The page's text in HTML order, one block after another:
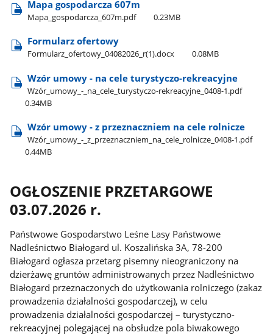
Mapa gospodarcza 607m
Mapa​_gospodarcza​_607m.pdf 0.23MB
Formularz ofertowy
Formularz​_ofertowy​_04082026​_r(1).docx 0.08MB
Wzór umowy - na cele turystyczo-rekreacyjne
Wzór​_umowy​_-​_na​_cele​_turystyczo-rekreacyjne​_0408-1.pdf
0.34MB
Wzór umowy - z przeznaczniem na cele rolnicze
Wzór​_umowy​_-​_z​_przeznaczniem​_na​_cele​_rolnicze​_0408-1.pdf
0.44MB
OGŁOSZENIE PRZETARGOWE
03.07.2026 r.
Państwowe Gospodarstwo Leśne Lasy Państwowe
Nadleśnictwo Białogard ul. Koszalińska 3A, 78-200
Białogard ogłasza przetarg pisemny nieograniczony na
dzierżawę gruntów administrowanych przez Nadleśnictwo
Białogard przeznaczonych do użytkowania rolniczego (zakaz
prowadzenia działalności gospodarczej), w celu
prowadzenia działalności gospodarczej – turystyczno-
rekreacyjnej polegającej na obsłudze pola biwakowego